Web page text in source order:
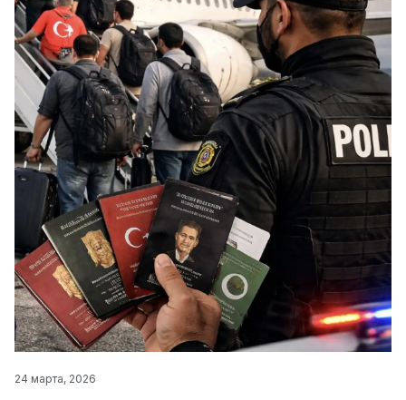
24 марта, 2026